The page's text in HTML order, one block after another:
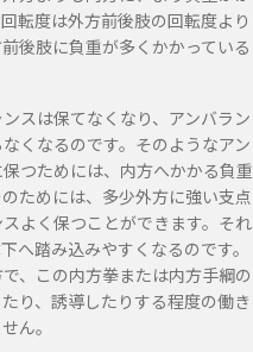
転度は外方前後肢の回転度より
後肢に負重が多くかかっている
スは保てなくなり、アンバラン
くなるのです。そのようなアン
つためには、内方へかかる負重
ためには、多少外方に強い支点
よく保つことができます。それ
へ踏み込みやすくなるのです。
、この内方拳または内方手綱の
り、誘導したりする程度の働き
ん。